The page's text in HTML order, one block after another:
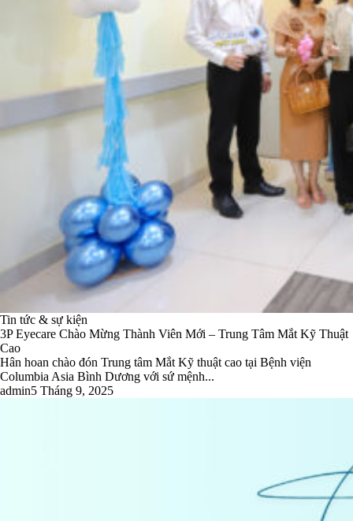
Tin tức & sự kiện
3P Eyecare Chào Mừng Thành Viên Mới – Trung Tâm Mắt Kỹ Thuật
Cao
Hân hoan chào đón Trung tâm Mắt Kỹ thuật cao tại Bệnh viện
Columbia Asia Bình Dương với sứ mệnh...
admin5 Tháng 9, 2025